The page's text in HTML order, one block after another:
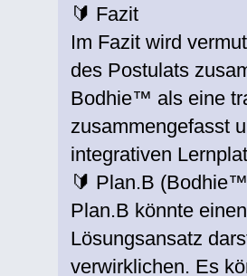
🔰 Fazit
Im Fazit wird
des Postulats
Bodhie™ als eine
zusammengefasst
integrativen
🔰 Plan.B
Plan.B könnte
Lösungsansatz
verwirklichen. Es